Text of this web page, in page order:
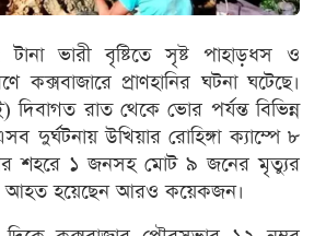
টানা ভারী বৃষ্টিতে সৃষ্ট পাহাড়ধস ও
কক্সবাজারে প্রাণহানির ঘটনা ঘটেছে।
রাত থেকে ভোর পর্যন্ত বিভিন্ন
দুর্ঘটনায় উখিয়ার রোহিঙ্গা ক্যাম্পে ৮
শহরে ১ জনসহ মোট ৯ জনের মৃত্যুর
আহত হয়েছেন আরও কয়েকজন।